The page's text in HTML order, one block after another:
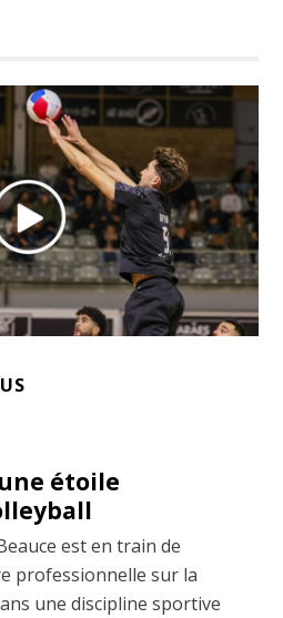
étoile
est en train de
professionnelle sur la
une discipline sportive